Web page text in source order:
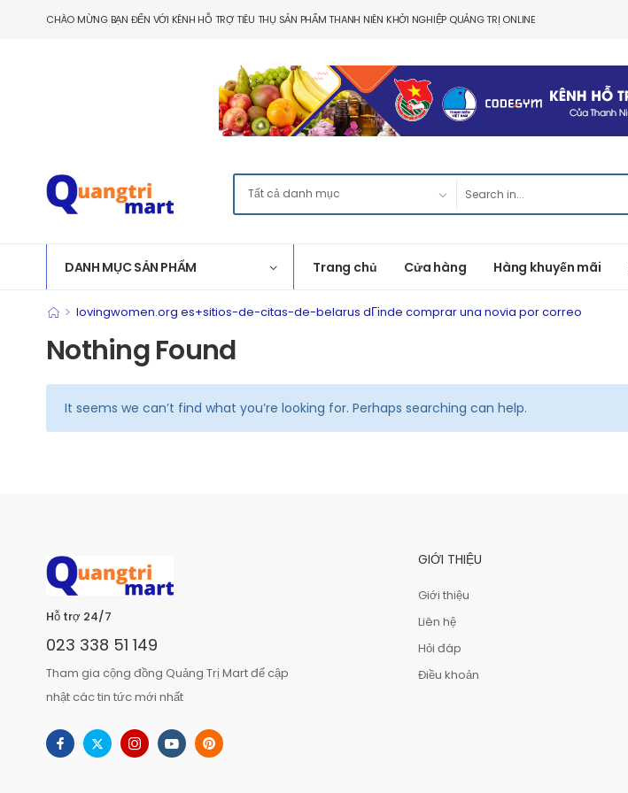
CHÀO MỪNG BẠN ĐẾN VỚI KÊNH HỖ TRỢ TIÊU THỤ SẢN PHẨM THANH NIÊN KHỞI NGHIỆP QUẢNG TRỊ ONLINE
DANH MỤC SẢN PHẨM Trang chủ Cửa hàng Hàng khuyến mãi
> lovingwomen.org es+sitios-de-citas-de-belarus dГіnde comprar una novia por correo
Nothing Found
It seems we can’t find what you’re looking for. Perhaps searching can help.
Hỗ trợ 24/7
023 338 51 149
Tham gia cộng đồng Quảng Trị Mart để cập
nhật các tin tức mới nhất
GIỚI THIỆU
Giới thiệu
Liên hệ
Hỏi đáp
Điều khoản